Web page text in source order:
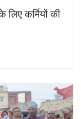
लिए कर्मियों की